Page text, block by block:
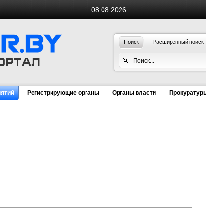
08.08.2026
Поиск Расширенный поиск
Регистрирующие органы Органы власти